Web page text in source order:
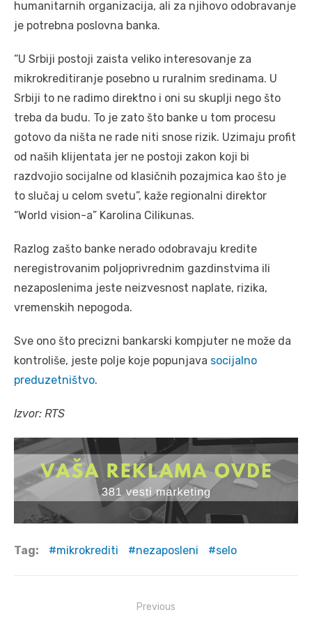
humanitarnih organizacija, ali za njihovo odobravanje
je potrebna poslovna banka.
“U Srbiji postoji zaista veliko interesovanje za
mikrokreditiranje posebno u ruralnim sredinama. U
Srbiji to ne radimo direktno i oni su skuplji nego što
treba da budu. To je zato što banke u tom procesu
gotovo da ništa ne rade niti snose rizik. Uzimaju profit
od naših klijentata jer ne postoji zakon koji bi
razdvojio socijalne od klasičnih pozajmica kao što je
to slučaj u celom svetu”, kaže regionalni direktor
“World vision-a” Karolina Cilikunas.
Razlog zašto banke nerado odobravaju kredite
neregistrovanim poljoprivrednim gazdinstvima ili
nezaposlenima jeste neizvesnost naplate, rizika,
vremenskih nepogoda.
Sve ono što precizni bankarski kompjuter ne može da
kontroliše, jeste polje koje popunjava socijalno
preduzetništvo.
Izvor: RTS
Tag: mikrokrediti nezaposleni selo
Previous